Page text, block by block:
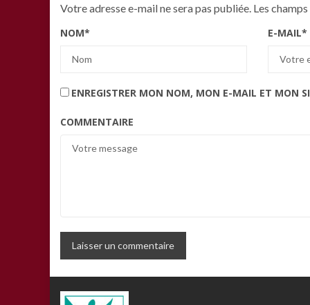
Votre adresse e-mail ne sera pas publiée. Les
NOM* E-MAIL*
ENREGISTRER MON NOM, MON E-MAIL ET MON
COMMENTAIRE